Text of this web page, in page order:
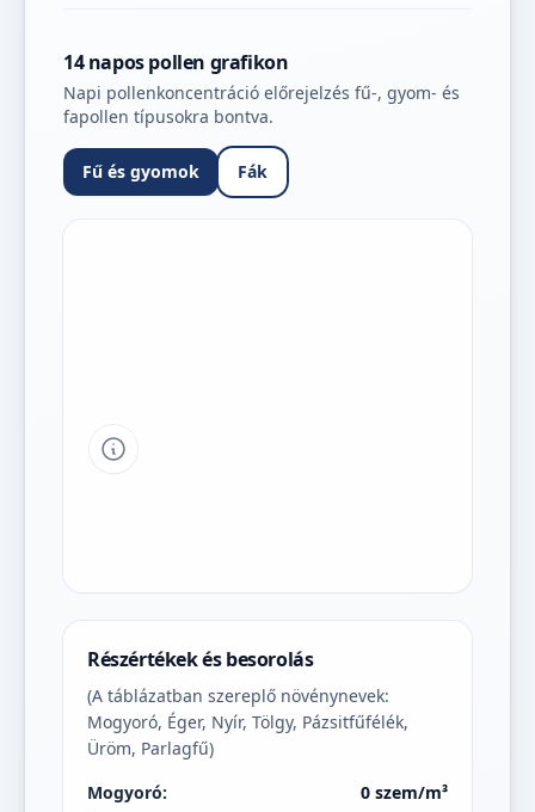
14 napos pollen grafikon
Napi pollenkoncentráció előrejelzés fű-, gyom- és
fapollen típusokra bontva.
Fű és gyomok Fák
Tipp a grafikon jelmagyarázatához
Részértékek és besorolás
(A táblázatban szereplő növénynevek:
Mogyoró, Éger, Nyír, Tölgy, Pázsitfűfélék,
Üröm, Parlagfű)
Mogyoró:
0 szem/m³